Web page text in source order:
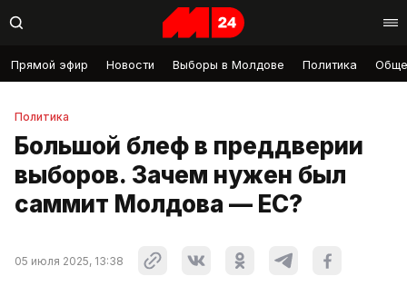
Прямой эфир Новости Выборы в Молдове Политика
Политика
Большой блеф в преддверии
выборов. Зачем нужен был
саммит Молдова — ЕС?
05 июля 2025, 13:38